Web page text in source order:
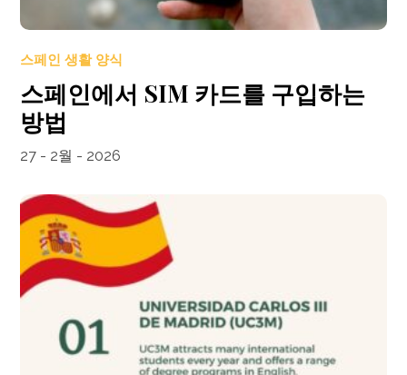
스페인 생활 양식
스페인에서 SIM 카드를 구입하는
방법
27 - 2월 - 2026